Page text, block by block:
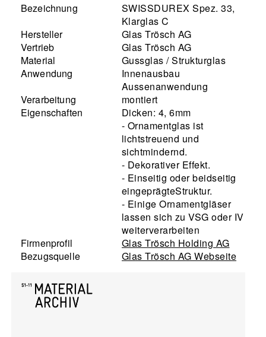
Bezeichnung
SWISSDUREX Spez. 33,
Klarglas C
Hersteller
Glas Trösch AG
Vertrieb
Glas Trösch AG
Material
Gussglas / Strukturglas
Anwendung
Innenausbau
Aussenanwendung
Verarbeitung
montiert
Eigenschaften
Dicken: 4, 6mm
- Ornamentglas ist
lichtstreuend und
sichtmindernd.
- Dekorativer Effekt.
- Einseitig oder beidseitig
eingeprägteStruktur.
- Einige Ornamentgläser
lassen sich zu VSG oder IV
weiterverarbeiten
Firmenprofil
Glas Trösch Holding AG
Bezugsquelle
Glas Trösch AG Webseite